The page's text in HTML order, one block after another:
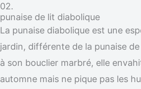
02.
punaise de lit diabolique
La punaise diabolique est une
jardin, différente de la punaise
à son bouclier marbré, elle
automne mais ne pique pas les